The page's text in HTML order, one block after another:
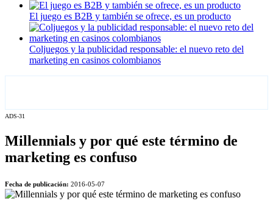
El juego es B2B y también se ofrece, es un producto
Coljuegos y la publicidad responsable: el nuevo reto del
marketing en casinos colombianos
ADS-31
Millennials y por qué este término de
marketing es confuso
Fecha de publicación: 2016-05-07